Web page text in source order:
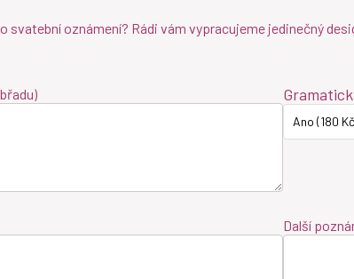
svatební oznámení? Rádi vám vypracujeme jedinečný
Ano (180
Další